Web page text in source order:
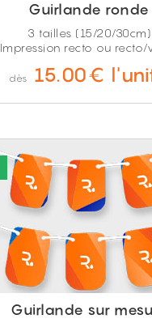
Guirlande ronde
3 tailles (15/20/30cm)
Impression recto ou recto/
dès 15.00€
Guirlande sur